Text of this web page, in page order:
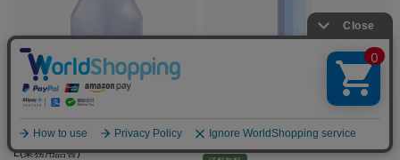
売り切れ
アジュバン KASUI シャンプー1000m
L(業務用詰替)
アジュバン KASUI シャンプー300mL